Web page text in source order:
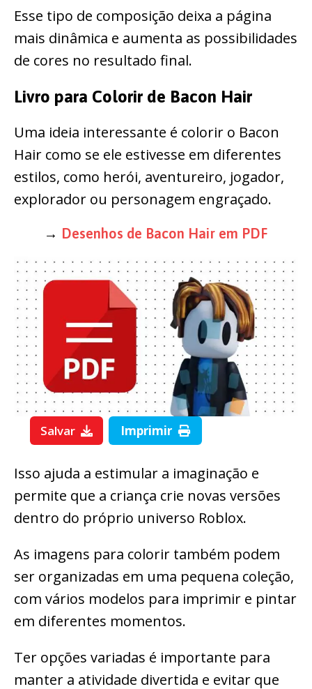
Esse tipo de composição deixa a página
mais dinâmica e aumenta as possibilidades
de cores no resultado final.
Livro para Colorir de Bacon Hair
Uma ideia interessante é colorir o Bacon
Hair como se ele estivesse em diferentes
estilos, como herói, aventureiro, jogador,
explorador ou personagem engraçado.
→ Desenhos de Bacon Hair em PDF
Salvar Imprimir
Isso ajuda a estimular a imaginação e
permite que a criança crie novas versões
dentro do próprio universo Roblox.
As imagens para colorir também podem
ser organizadas em uma pequena coleção,
com vários modelos para imprimir e pintar
em diferentes momentos.
Ter opções variadas é importante para
manter a atividade divertida e evitar que